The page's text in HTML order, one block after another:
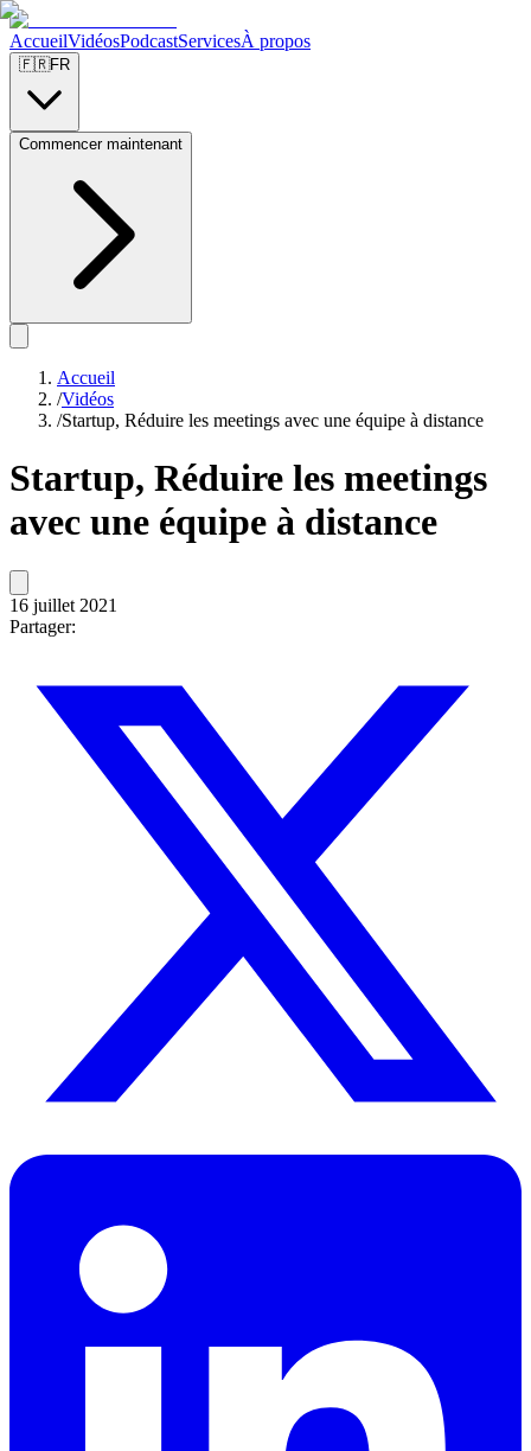
AccueilVidéosPodcastServicesÀ propos
🇫🇷FR
Commencer maintenant
Accueil
/Vidéos
/Startup, Réduire les meetings avec une équipe à distance
Startup, Réduire les meetings
avec une équipe à distance
16 juillet 2021
Partager: